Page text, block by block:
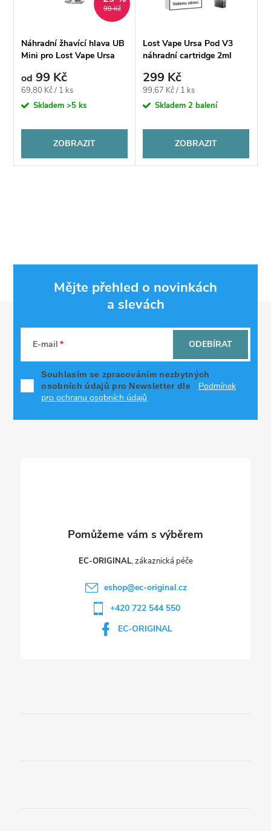
99 Kč
Náhradní žhavící hlava UB
Mini pro Lost Vape Ursa
od 99 Kč
Měrná
cena:
69,80 Kč / 1 ks
Skladem>5 ks
ZOBRAZIT
Lost Vape Ursa Pod V3
náhradní cartridge 2ml
299 Kč
Měrná
cena:
99,67 Kč / 1 ks
Skladem2 balení
ZOBRAZIT
Mějte přehled o novinkách
a slevách
E-mail
Souhlasím se zpracováním nezbytných
osobních údajů pro Newsletter dle
Podmínek
pro ochranu osobních údajů
ODEBÍRAT
EC-ORIGINAL
eshop@ec-original.cz
+420 722 544 550
EC-ORIGINAL